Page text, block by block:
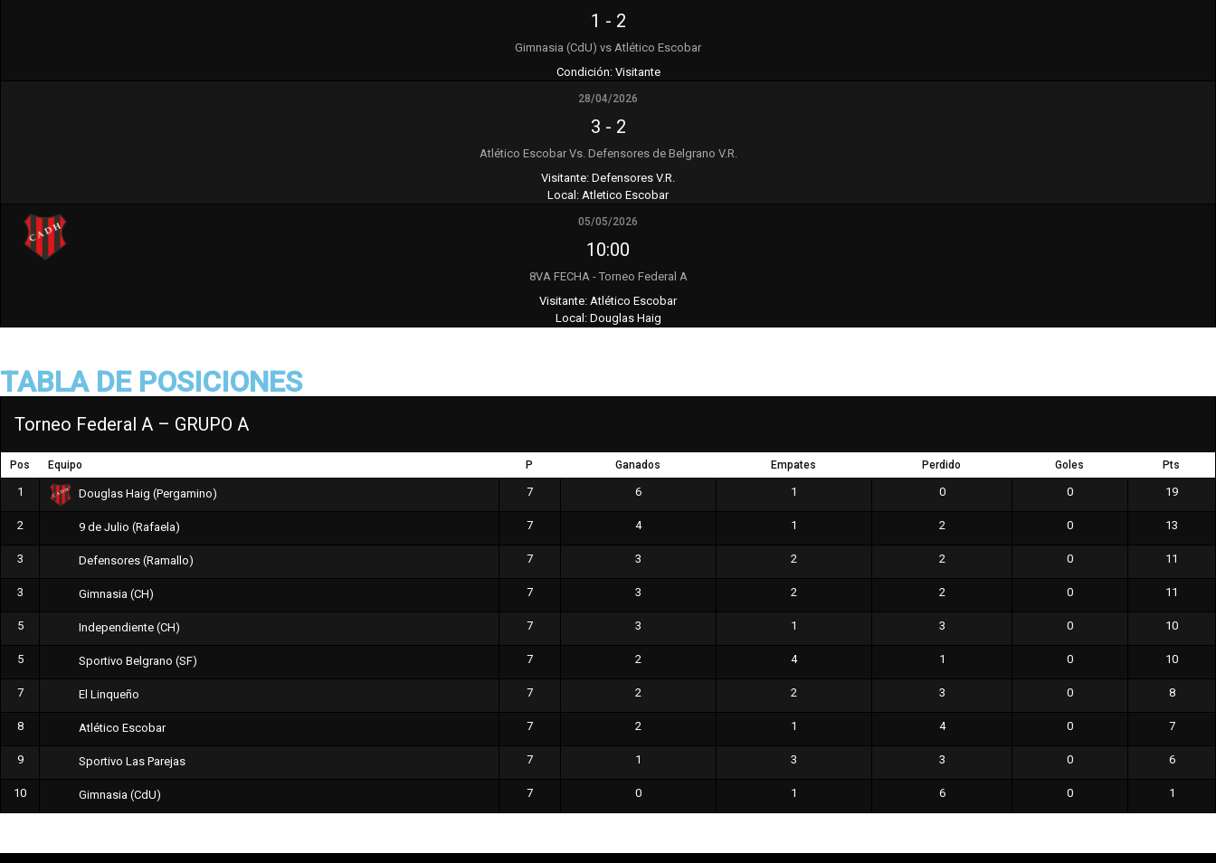
1 - 2
Gimnasia (CdU) vs Atlético Escobar
Condición:Visitante
28/04/2026
3 - 2
Atlético Escobar Vs. Defensores de Belgrano V.R.
Visitante: Defensores V.R.
Local: Atletico Escobar
05/05/2026
10:00
8VA FECHA - Torneo Federal A
Visitante: Atlético Escobar
Local:Douglas Haig
TABLA DE POSICIONES
Torneo Federal A – GRUPO A
Pos Equipo P Ganados Empates Perdido Goles Pts
1 Douglas Haig (Pergamino) 7 6 1 0 0 19
2 9 de Julio (Rafaela) 7 4 1 2 0 13
3 Defensores (Ramallo) 7 3 2 2 0 11
3 Gimnasia (CH) 7 3 2 2 0 11
5 Independiente (CH) 7 3 1 3 0 10
5 Sportivo Belgrano (SF) 7 2 4 1 0 10
7 El Linqueño 7 2 2 3 0 8
8 Atlético Escobar 7 2 1 4 0 7
9 Sportivo Las Parejas 7 1 3 3 0 6
10 Gimnasia (CdU) 7 0 1 6 0 1